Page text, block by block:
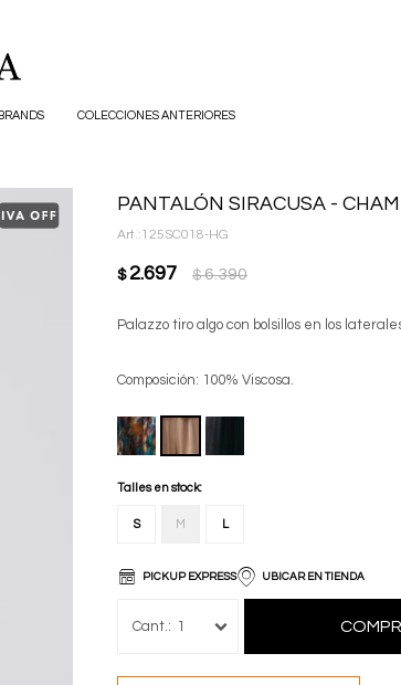
BRANDS COLECCIONES ANTERIORES
PANTALÓN SIRACUSA -
125SC018-HG
$ 2.697 $ 6.390
Palazzo tiro algo con bolsillos en los
Composición: 100% Viscosa.
Talles en stock:
S M L
PICKUP EXPRESS UBICAR EN TIENDA
1